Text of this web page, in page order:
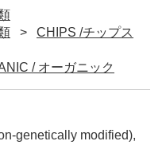
CHIPS /チップス
/ オーガニック
genetically modified),